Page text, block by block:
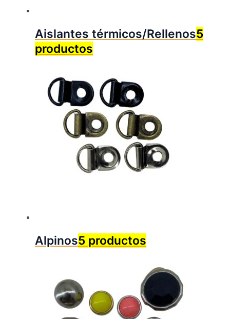
Aislantes térmicos/Rellenos5
productos
Alpinos5 productos